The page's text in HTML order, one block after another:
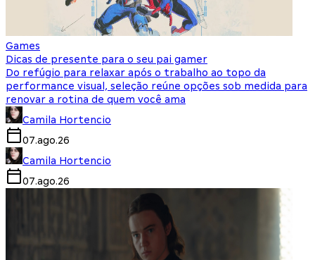
Games
Dicas de presente para o seu pai gamer
Do refúgio para relaxar após o trabalho ao topo da
performance visual, seleção reúne opções sob medida para
renovar a rotina de quem você ama
Camila Hortencio
07.ago.26
Camila Hortencio
07.ago.26